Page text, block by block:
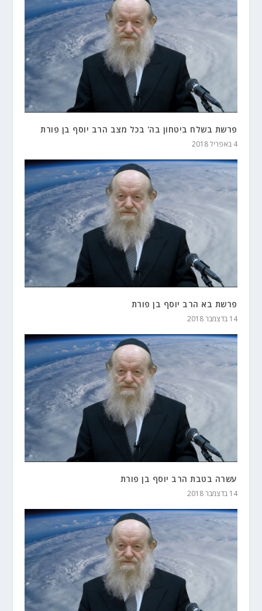
פרשת בשלח ביטחון בה' בכל מצב הרב יוסף בן פורת
4 באפריל 2018
פרשת בא הרב יוסף בן פורת
14 בדצמבר 2018
עשרה בטבת הרב יוסף בן פורת
14 בדצמבר 2018